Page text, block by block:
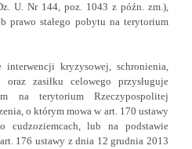
U. Nr 144, poz. 1043 z późn. zm.),
prawo stałego pobytu na terytorium
kryzysowej, schronienia,
oraz zasiłku celowego przysługuje
na terytorium Rzeczypospolitej
o którym mowa w art. 170 ustawy
lub na podstawie
176 ustawy z dnia 12 grudnia 2013